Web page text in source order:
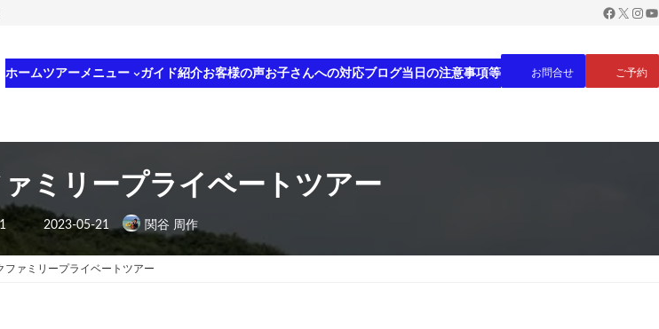
X
ホームツアーメニュー ガイド紹介お客様の声お子さんへの対応ブログ当日の注意事項等 お問合せ ご予約
ミリープライベートツアー
最
終
新
日
2023-05-21 関谷 周作
ファミリープライベートツアー